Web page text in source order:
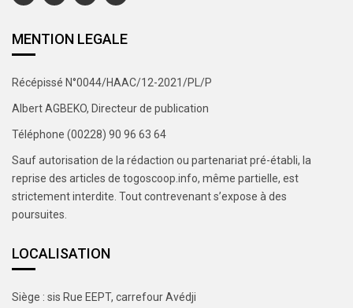
MENTION LEGALE
Récépissé N°0044/HAAC/12-2021/PL/P
Albert AGBEKO, Directeur de publication
Téléphone (00228) 90 96 63 64
Sauf autorisation de la rédaction ou partenariat pré-établi, la
reprise des articles de togoscoop.info, même partielle, est
strictement interdite. Tout contrevenant s’expose à des
poursuites.
LOCALISATION
Siège : sis Rue EEPT, carrefour Avédji